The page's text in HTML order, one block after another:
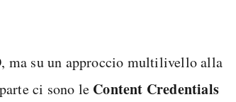
ma su un approccio multilivello alla
ci sono le Content Credentials